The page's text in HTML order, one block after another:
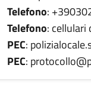
Telefono:
Telefono:
PEC:
PEC: